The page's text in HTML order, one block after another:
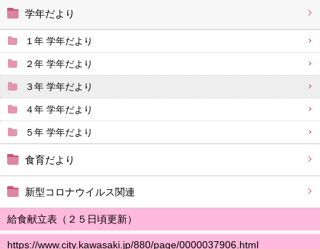
学年だより
１年 学年だより
２年 学年だより
３年 学年だより
４年 学年だより
５年 学年だより
食育だより
新型コロナウイルス関連
給食献立表（２５日頃更新）
https://www.city.kawasaki.jp/880/page/0000037906.html